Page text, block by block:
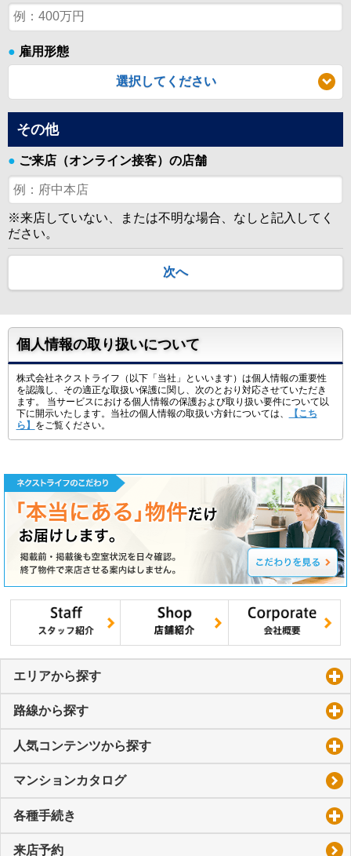
● 雇用形態
選択してください
その他
● ご来店（オンライン接客）の店舗
※来店していない、または不明な場合、なしと記入してく
ださい。
次へ
個人情報の取り扱いについて
株式会社ネクストライフ（以下「当社」といいます）は個人情報の重要性
を認識し、その適正な取扱い保護に関し、次のとおり対応させていただき
ます。 当サービスにおける個人情報の保護および取り扱い要件について以
下に開示いたします。当社の個人情報の取扱い方針については、
【こち
ら】
をご覧ください。
エリアから探す
路線から探す
人気コンテンツから探す
マンションカタログ
各種手続き
来店予約